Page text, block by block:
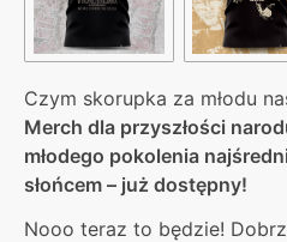
Czym skorupka za młodu
Merch dla przyszłości
młodego pokolenia
słońcem – już dostępny!
Nooo teraz to będzie!